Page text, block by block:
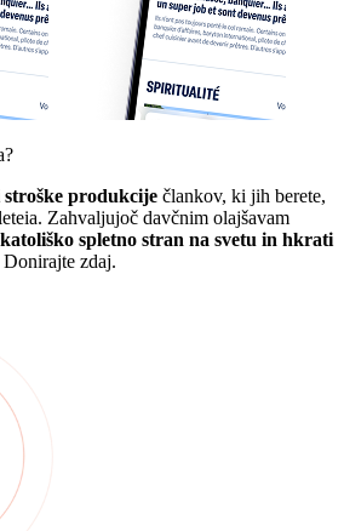
produkcije člankov, ki jih berete,
Zahvaljujoč davčnim olajšavam
spletno stran na svetu in hkrati
Donirajte zdaj.